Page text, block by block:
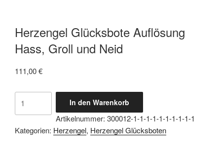
Herzengel Glücksbote Auflösung
Hass, Groll und Neid
111,00€
Glücksbote
Hass,
In den Warenkorb
Artikelnummer: 300012-1-1-1-1-1-1-1-1-1-1
Kategorien: Herzengel, Herzengel Glücksboten